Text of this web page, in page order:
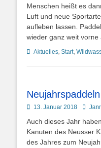
Menschen heißt es
Luft und neue
aufleben lassen.
wieder ganz weit vorne
Kategorien
Aktuelles, Start,
Posted
13. Januar 2018 Autor
Auch dieses Jahr
Kanuten des Neusser
des Jahres zum